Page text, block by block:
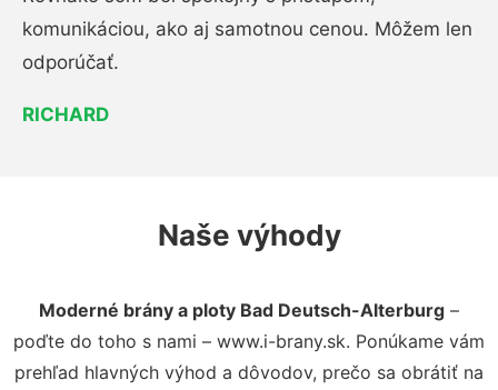
komunikáciou, ako aj samotnou cenou. Môžem len
odporúčať.
RICHARD
Naše výhody
Moderné brány a ploty Bad Deutsch-Alterburg –
poďte do toho s nami – www.i-brany.sk. Ponúkame vám
prehľad hlavných výhod a dôvodov, prečo sa obrátiť na